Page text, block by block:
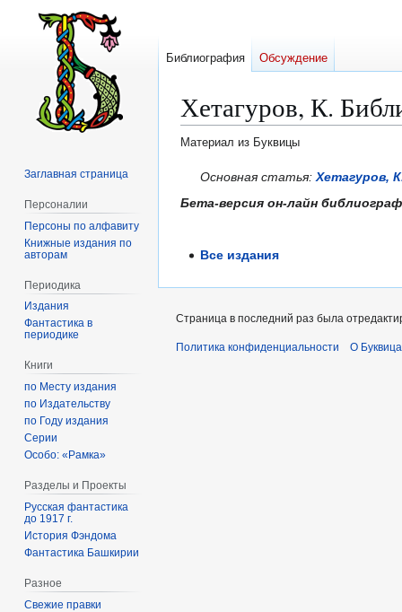
Хетагуров, К.
Материал из Буквицы
Перейти
к
Перейти
к
Основная статья:Хетагуров,
Бета-версия он-лайн
Все издания
Библиография Обсуждение
Заглавная страница
Персоналии
Персоны по алфавиту
Книжные издания по
авторам
Периодика
Издания
Фантастика в
периодике
Книги
по Месту издания
по Издательству
по Году издания
Серии
Особо: «Рамка»
Разделы и Проекты
Русская фантастика
до 1917 г.
История Фэндома
Фантастика Башкирии
Разное
Свежие правки
Страница в последний раз была
Политика конфиденциальности О Буквица